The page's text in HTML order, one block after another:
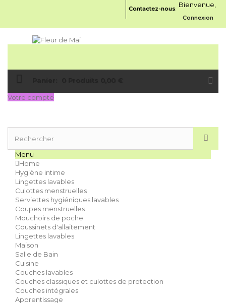
Bienvenue,
Connexion
Contactez-nous
Votre compte
Menu
Home
Hygiène intime
Lingettes lavables
Culottes menstruelles
Serviettes hygiéniques lavables
Coupes menstruelles
Mouchoirs de poche
Coussinets d'allaitement
Lingettes lavables
Maison
Salle de Bain
Cuisine
Couches lavables
Couches classiques et culottes de protection
Couches intégrales
Apprentissage